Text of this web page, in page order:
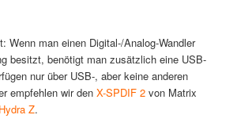
Wenn man einen Digital-/Analog-Wandler
besitzt, benötigt man zusätzlich eine USB-
nur über USB-, aber keine anderen
empfehlen wir den X-SPDIF 2von Matrix
Z.